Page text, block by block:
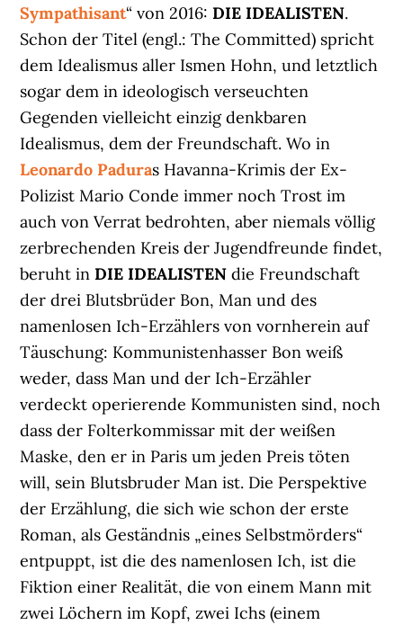
Sympathisant“ von 2016:DIE IDEALISTEN.
Schon der Titel (engl.: The Committed) spricht
dem Idealismus aller Ismen Hohn, und letztlich
sogar dem in ideologisch verseuchten
Gegenden vielleicht einzig denkbaren
Idealismus, dem der Freundschaft. Wo in
Leonardo Paduras Havanna-Krimis der Ex-
Polizist Mario Conde immer noch Trost im
auch von Verrat bedrohten, aber niemals völlig
zerbrechenden Kreis der Jugendfreunde findet,
beruht inDIE IDEALISTEN die Freundschaft
der drei Blutsbrüder Bon, Man und des
namenlosen Ich-Erzählers von vornherein auf
Täuschung: Kommunistenhasser Bon weiß
weder, dass Man und der Ich-Erzähler
verdeckt operierende Kommunisten sind, noch
dass der Folterkommissar mit der weißen
Maske, den er in Paris um jeden Preis töten
will, sein Blutsbruder Man ist. Die Perspektive
der Erzählung, die sich wie schon der erste
Roman, als Geständnis „eines Selbstmörders“
entpuppt, ist die des namenlosen Ich, ist die
Fiktion einer Realität, die von einem Mann mit
zwei Löchern im Kopf, zwei Ichs (einem